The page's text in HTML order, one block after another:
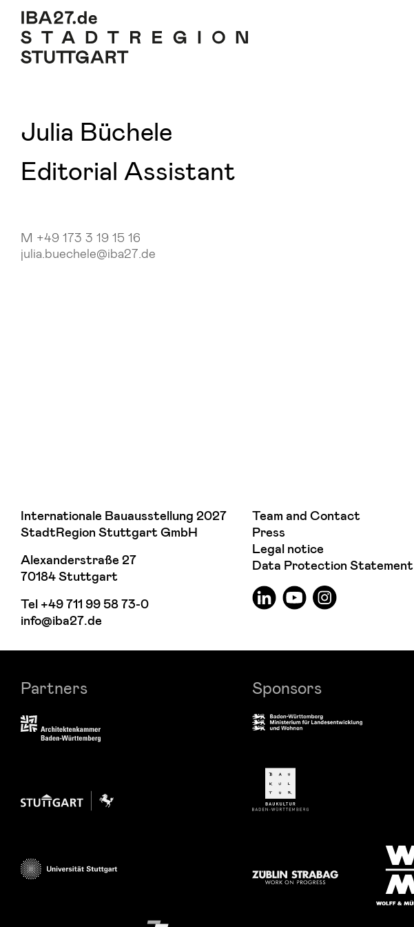
Julia Büchele
Editorial Assistant
M +49 173 3 19 15 16
julia.buechele@iba27.de
Internationale Bauausstellung 2027
StadtRegion Stuttgart GmbH
Alexanderstraße 27
70184 Stuttgart
Tel +49 711 99 58 73-0
info@iba27.de
Team and Contact
Press
Legal notice
Data Protection Statement
Partners Sponsors